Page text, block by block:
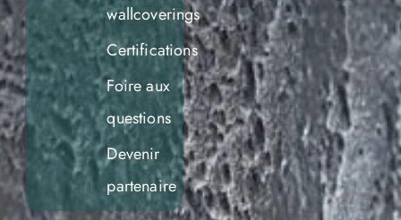
wallcoverings
Certifications
Foire aux
questions
Devenir
partenaire